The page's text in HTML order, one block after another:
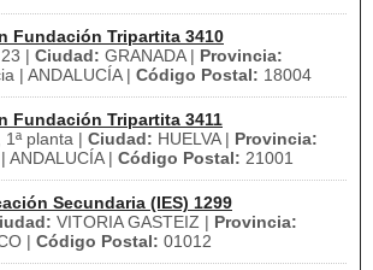
Fundación Tripartita 3410
| Ciudad: GRANADA | Provincia:
| ANDALUCÍA | Código Postal: 18004
Fundación Tripartita 3411
planta | Ciudad: HUELVA | Provincia:
ANDALUCÍA | Código Postal: 21001
Secundaria (IES) 1299
VITORIA GASTEIZ | Provincia:
| Código Postal: 01012